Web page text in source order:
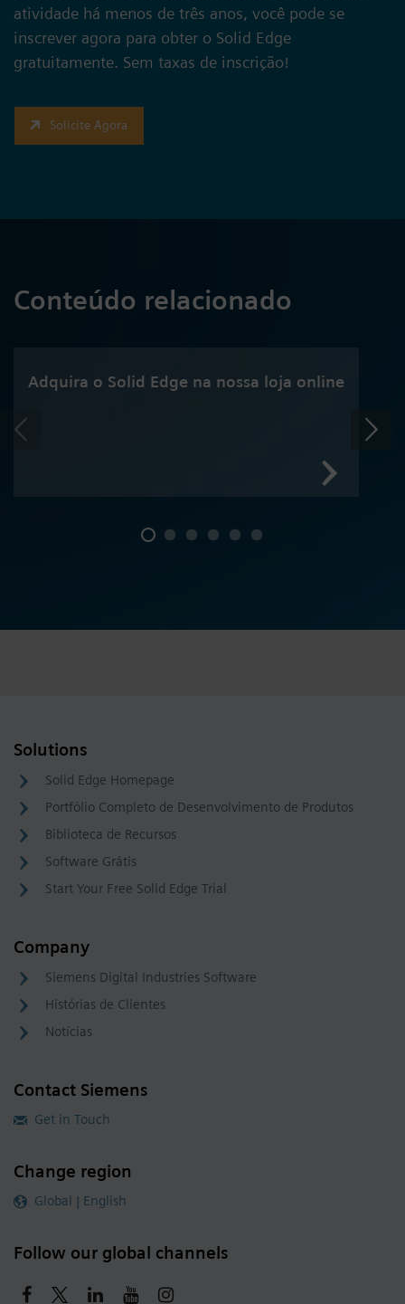
atividade há menos de três anos, você pode se
inscrever agora para obter o Solid Edge
gratuitamente. Sem taxas de inscrição!
Solicite Agora
Conteúdo relacionado
Adquira o Solid Edge na nossa loja online
Solutions
Solid Edge Homepage
Portfólio Completo de Desenvolvimento de Produtos
Biblioteca de Recursos
Software Grátis
Start Your Free Solid Edge Trial
Company
Siemens Digital Industries Software
Histórias de Clientes
Notícias
Contact Siemens
Get in Touch
Change region
Global | English
Follow our global channels